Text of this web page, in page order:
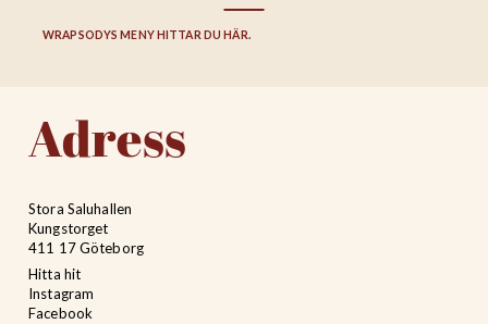
WRAPSODYS MENY HITTAR DU HÄR.
Adress
Stora Saluhallen
Kungstorget
411 17 Göteborg
Hitta hit
Instagram
Facebook